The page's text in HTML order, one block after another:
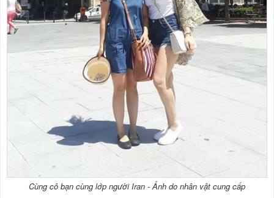
Cùng cô bạn cùng lớp người Iran - Ảnh do nhân vật cung cấp